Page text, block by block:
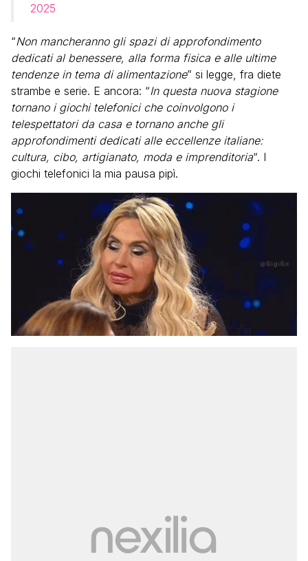
2025
“Non mancheranno gli spazi di approfondimento
dedicati al benessere, alla forma fisica e alle ultime
tendenze in tema di alimentazione” si legge, fra diete
strambe e serie. E ancora: “In questa nuova stagione
tornano i giochi telefonici che coinvolgono i
telespettatori da casa e tornano anche gli
approfondimenti dedicati alle eccellenze italiane:
cultura, cibo, artigianato, moda e imprenditoria“. I
giochi telefonici la mia pausa pipì.